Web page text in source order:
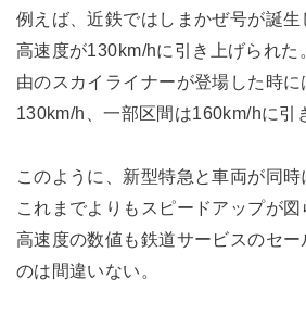
例えば、近鉄ではしまかぜ号が誕
高速度が130km/hに引き上げられた
由のスカイライナーが登場した時
130km/h、一部区間は160km/hに引
このように、新型特急と車両が同時
これまでよりもスピードアップが
高速度の数値も鉄道サービスのセ
のは間違いない。